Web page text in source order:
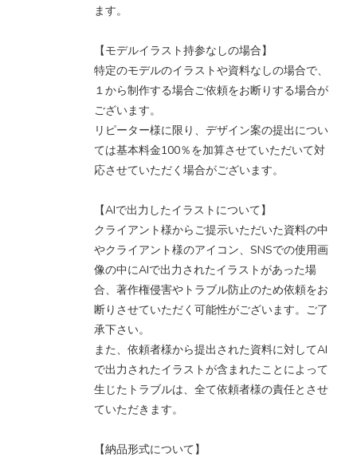
ます。
【モデルイラスト持参なしの場合】
特定のモデルのイラストや資料なしの場合で、
１から制作する場合ご依頼をお断りする場合が
ございます。
リピーター様に限り、デザイン案の提出につい
ては基本料金100％を加算させていただいて対
応させていただく場合がございます。
【AIで出力したイラストについて】
クライアント様からご提示いただいた資料の中
やクライアント様のアイコン、SNSでの使用画
像の中にAIで出力されたイラストがあった場
合、著作権侵害やトラブル防止のため依頼をお
断りさせていただく可能性がございます。ご了
承下さい。
また、依頼者様から提出された資料に対してAI
で出力されたイラストが含まれたことによって
生じたトラブルは、全て依頼者様の責任とさせ
ていただきます。
【納品形式について】